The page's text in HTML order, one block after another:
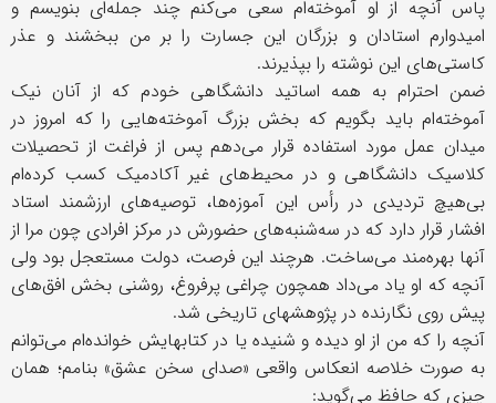
پاس آنچه از او آموخته‌ام سعی می‌کنم چند جمله‌ای بنویسم و
امیدوارم استادان و بزرگان این جسارت را بر من ببخشند و عذر
کاستی‌های این نوشته را بپذیرند.
ضمن احترام به همه اساتید دانشگاهی خودم که از آنان نیک
آموخته‌ام باید بگویم که بخش بزرگ آموخته‌هایی را که امروز در
میدان عمل مورد استفاده قرار می‌دهم پس از فراغت از تحصیلات
کلاسیک دانشگاهی و در محیط‌های غیر آکادمیک کسب کرده‌ام
بی‌هیچ تردیدی در رأس این آموزه‌ها، توصیه‌های ارزشمند استاد
افشار قرار دارد که در سه‌شنبه‌های حضورش در مرکز افرادی چون مرا از
آنها بهره‌مند می‌ساخت. هرچند این فرصت، دولت مستعجل بود ولی
آنچه که او یاد می‌داد همچون چراغی پرفروغ، روشنی بخش افق‌های
پیش روی نگارنده در پژوهشهای تاریخی شد.
آنچه را که من از او دیده و شنیده یا در کتابهایش خوانده‌ام می‌توانم
به صورت خلاصه انعکاس واقعی «صدای سخن عشق» بنامم؛ همان
چیزی که حافظ می‌گوید: